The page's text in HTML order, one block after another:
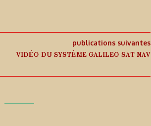
publications suivantes
VIDÉO DU SYSTÈME GALILEO SAT NAV